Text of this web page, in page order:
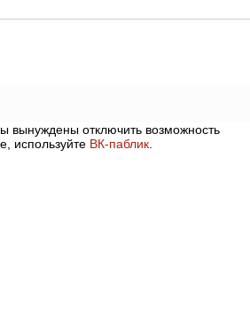
вынуждены отключить возможность
используйте ВК-паблик